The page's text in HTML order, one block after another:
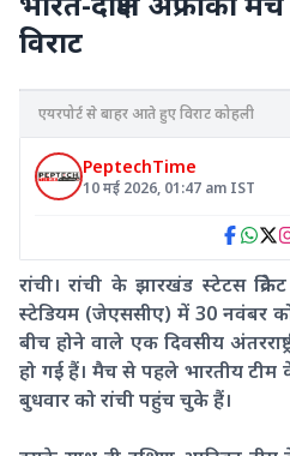
विराट
एयरपोर्ट से बाहर आते हुए विराट कोहली
PeptechTime
10 मई 2026, 01:47 am IST
रांची। रांची के झारखंड स्टेटस
स्टेडियम (जेएससीए) में 30 नवंबर
बीच होने वाले एक दिवसीय
हो गई हैं। मैच से पहले भारतीय टीम
बुधवार को रांची पहुंच चुके हैं।